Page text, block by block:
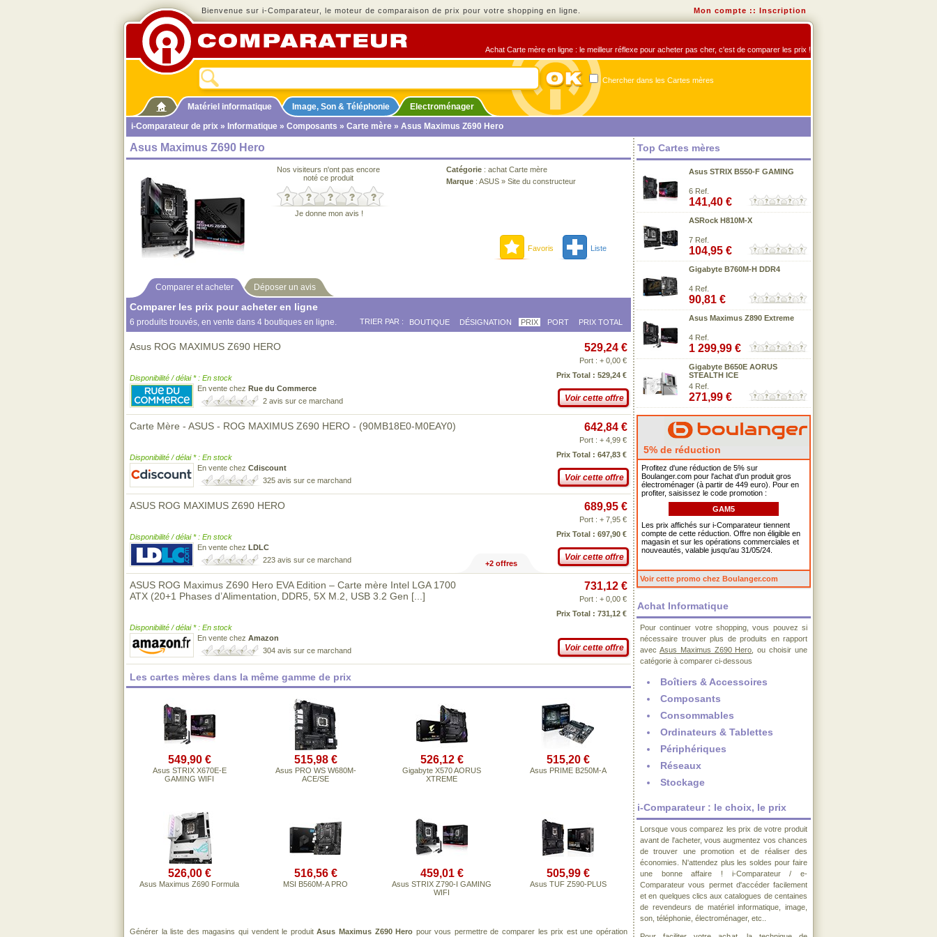
Bienvenue sur i-Comparateur, le moteur de comparaison de prix pour votre shopping en ligne. Mon compte :: Inscription
Achat Carte mère en ligne : le meilleur réflexe pour acheter pas cher, c'est de comparer les prix !
Chercher dans les Cartes mères
Matériel informatique Image, Son & Téléphonie
Electroménager
i-Comparateur de prix » Informatique » Composants » Carte mère » Asus Maximus Z690 Hero
Asus Maximus Z690 Hero
Nos visiteurs n'ont pas encore
noté ce produit
Je donne mon avis !
Catégorie : achat Carte mère
Marque : ASUS » Site du constructeur
Favoris Liste
Comparer et acheter Déposer un avis
Comparer les prix pour acheter en ligne
6 produits trouvés, en vente dans 4 boutiques en ligne. TRIER PAR : BOUTIQUE DÉSIGNATION PRIX PORT PRIX TOTAL
Asus ROG MAXIMUS Z690 HERO
Disponibilité / délai * : En stock
En vente chez Rue du Commerce
2 avis sur ce marchand
529,24 €
Port : + 0,00 €
Prix Total : 529,24 €
Voir cette offre
Carte Mère - ASUS - ROG MAXIMUS Z690 HERO - (90MB18E0-M0EAY0)
Disponibilité / délai * : En stock
En vente chez Cdiscount
325 avis sur ce marchand
642,84 €
Port : + 4,99 €
Prix Total : 647,83 €
Voir cette offre
ASUS ROG MAXIMUS Z690 HERO
Disponibilité / délai * : En stock
En vente chez LDLC
223 avis sur ce marchand
689,95 €
Port : + 7,95 €
Prix Total : 697,90 €
Voir cette offre
+2 offres
ASUS ROG Maximus Z690 Hero EVA Edition – Carte mère Intel LGA 1700
ATX (20+1 Phases d’Alimentation, DDR5, 5X M.2, USB 3.2 Gen [...]
Disponibilité / délai * : En stock
En vente chez Amazon
304 avis sur ce marchand
731,12 €
Port : + 0,00 €
Prix Total : 731,12 €
Voir cette offre
Les cartes mères dans la même gamme de prix
549,90 €
Asus STRIX X670E-E
GAMING WIFI
515,98 €
Asus PRO WS W680M-
ACE/SE
526,12 €
Gigabyte X570 AORUS
XTREME
515,20 €
Asus PRIME B250M-A
526,00 €
Asus Maximus Z690 Formula
516,56 €
MSI B560M-A PRO
459,01 €
Asus STRIX Z790-I GAMING
WIFI
505,99 €
Asus TUF Z590-PLUS
Générer la liste des magasins qui vendent le produitAsus Maximus Z690 Hero pour vous permettre de comparer les prix est une opération
Top Cartes mères
Asus STRIX B550-F GAMING
6 Ref.
141,40 €
ASRock H810M-X
7 Ref.
104,95 €
Gigabyte B760M-H DDR4
4 Ref.
90,81 €
Asus Maximus Z890 Extreme
4 Ref.
1 299,99 €
Gigabyte B650E AORUS
STEALTH ICE
4 Ref.
271,99 €
5% de réduction
Profitez d'une réduction de 5% sur
Boulanger.com pour l'achat d'un produit gros
électroménager (à partir de 449 euro). Pour en
profiter, saisissez le code promotion :
GAM5
Les prix affichés sur i-Comparateur tiennent
compte de cette réduction. Offre non éligible en
magasin et sur les opérations commerciales et
nouveautés, valable jusqu'au 31/05/24.
Voir cette promo chez Boulanger.com
Achat Informatique
Pour continuer votre shopping, vous pouvez si
nécessaire trouver plus de produits en rapport
avec Asus Maximus Z690 Hero , ou choisir une
catégorie à comparer ci-dessous
Boîtiers & Accessoires
Composants
Consommables
Ordinateurs & Tablettes
Périphériques
Réseaux
Stockage
i-Comparateur : le choix, le prix
Lorsque vous comparez les prix de votre produit
avant de l'acheter, vous augmentez vos chances
de trouver une promotion et de réaliser des
économies. N'attendez plus les soldes pour faire
une bonne affaire ! i-Comparateur / e-
Comparateur vous permet d'accéder facilement
et en quelques clics aux catalogues de centaines
de revendeurs de matériel informatique, image,
son, téléphonie, électroménager, etc..